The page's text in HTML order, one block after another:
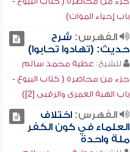
باب إحياء الموات)
الفهرس: شرح
حديث: (تهادوا تحابوا)
للشيخ: عطية محمد سالم
جزء من محاضرة ( كتاب البيوع -
باب الهبة العمرى والرقبى [2])
الفهرس:اختلاف
العلماء في كون الكفر
ملة واحدة